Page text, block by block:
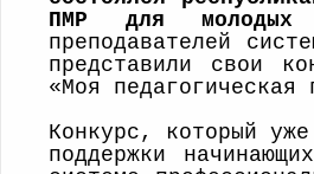
ПМР для молодых
преподавателей
представили свои
«Моя педагогическая
Конкурс, который
поддержки